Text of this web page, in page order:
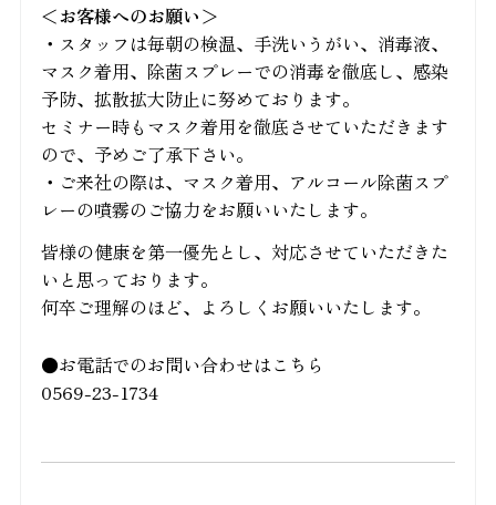
＜お客様へのお願い＞
・スタッフは毎朝の検温、手洗いうがい、消毒液、
マスク着用、除菌スプレーでの消毒を徹底し、感染
予防、拡散拡大防止に努めております。
セミナー時もマスク着用を徹底させていただきます
ので、予めご了承下さい。
・ご来社の際は、マスク着用、アルコール除菌スプ
レーの噴霧のご協力をお願いいたします。
皆様の健康を第一優先とし、対応させていただきた
いと思っております。
何卒ご理解のほど、よろしくお願いいたします。
●お電話でのお問い合わせはこちら
0569-23-1734